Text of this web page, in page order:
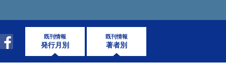
既刊情報
発行月別
既刊情報
著者別